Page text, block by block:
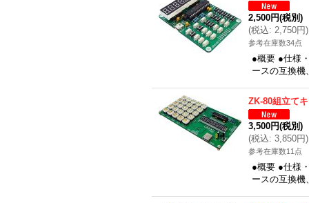
2,500円(税別)
(税込: 2,750円)
参考在庫数34点
●概要 ●仕様
ースの互換
ZK-80組立て
3,500円(税別)
(税込: 3,850円)
参考在庫数11点
●概要 ●仕様
ースの互換